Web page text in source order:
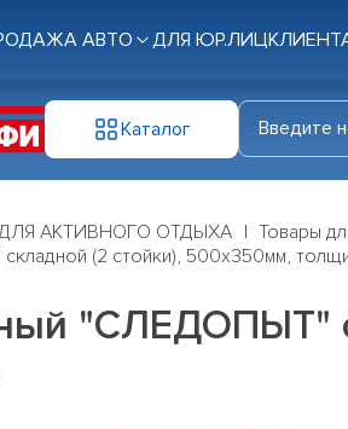
АВТО ДЛЯ ЮР.ЛИЦ
Каталог
АКТИВНОГО ОТДЫХА
Товары
(2 стойки), 500х350мм,
"СЛЕДОПЫТ"